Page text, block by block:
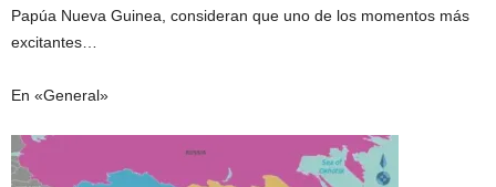
Papúa Nueva Guinea, consideran que uno de los momentos más
excitantes…
En «General»